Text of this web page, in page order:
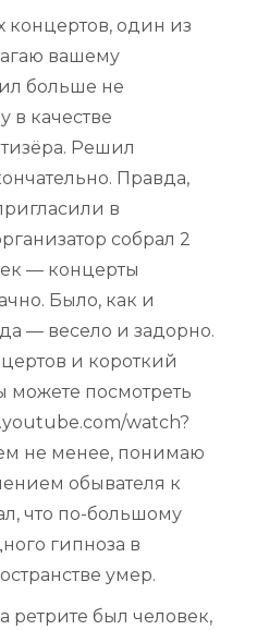
концертов, один из
вашему
больше не
в качестве
Решил
Правда,
в
собрал 2
— концерты
Было, как и
— весело и задорно.
и короткий
можете посмотреть
watch?
не менее, понимаю
обывателя к
что по-большому
гипноза в
умер.
ретрите был человек,